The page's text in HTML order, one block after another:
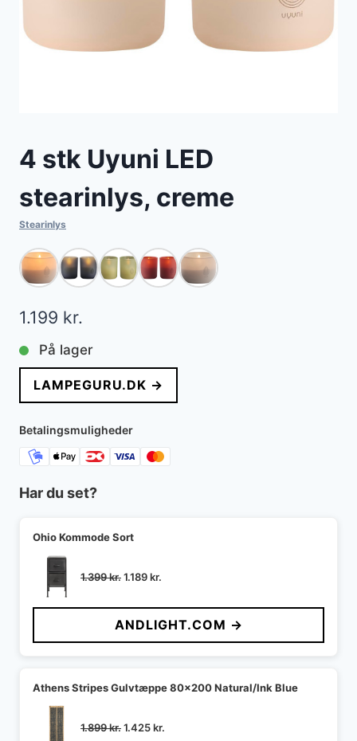
4 stk Uyuni LED
stearinlys, creme
Stearinlys
1.199 kr.
På lager
LAMPEGURU.DK →
Betalingsmuligheder
Har du set?
Ohio Kommode Sort
1.399kr.Den
pris
var:
1.399 kr..
1.189kr.
pris
er:
1.189 kr..
ANDLIGHT.COM →
Athens Stripes Gulvtæppe 80x200 Natural/Ink Blue
1.899kr.Den
1.425kr.